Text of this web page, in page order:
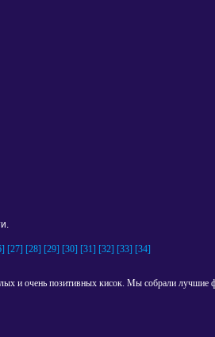
[27] [28] [29] [30] [31] [32] [33] [34]
и очень позитивных кисок. Мы собрали